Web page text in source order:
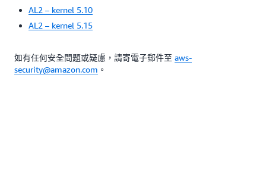
AL2 – kernel 5.10
AL2 – kernel 5.15
如有任何安全問題或疑慮，請寄電子郵件至 aws-
security@amazon.com 。